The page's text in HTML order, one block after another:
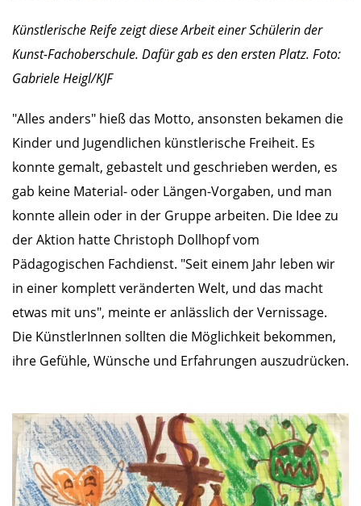
Künstlerische Reife zeigt diese Arbeit einer Schülerin der
Kunst-Fachoberschule. Dafür gab es den ersten Platz. Foto:
Gabriele Heigl/KJF
"Alles anders" hieß das Motto, ansonsten bekamen die
Kinder und Jugendlichen künstlerische Freiheit. Es
konnte gemalt, gebastelt und geschrieben werden, es
gab keine Material- oder Längen-Vorgaben, und man
konnte allein oder in der Gruppe arbeiten. Die Idee zu
der Aktion hatte Christoph Dollhopf vom
Pädagogischen Fachdienst. "Seit einem Jahr leben wir
in einer komplett veränderten Welt, und das macht
etwas mit uns", meinte er anlässlich der Vernissage.
Die KünstlerInnen sollten die Möglichkeit bekommen,
ihre Gefühle, Wünsche und Erfahrungen auszudrücken.